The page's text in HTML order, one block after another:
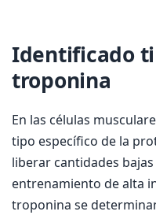
Identificado
troponina
En las células
tipo específico de la
liberar cantidades
entrenamiento de alta
troponina se